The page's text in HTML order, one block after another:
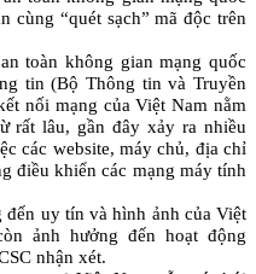
cùng “quét sạch” mã độc trên
toàn không gian mạng quốc
tin (Bộ Thông tin và Truyền
nối mạng của Việt Nam nằm
rất lâu, gần đây xảy ra nhiều
các website, máy chủ, địa chỉ
điều khiển các mạng máy tính
uy tín và hình ảnh của Việt
ảnh hưởng đến hoạt động
nhận xét.